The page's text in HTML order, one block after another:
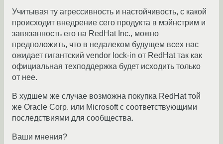
Учитывая ту агрессивность и настойчивость, с какой
происходит внедрение сего продукта в мэйнстрим и
завязанность его на RedHat Inc., можно
предположить, что в недалеком будущем всех нас
ожидает гигантский vendor lock-in от RedHat так как
официальная техподдержка будет исходить только
от нее.
В худшем же случае возможна покупка RedHat той
же Oracle Corp. или Microsoft с соответствующими
последствиями для сообщества.
Ваши мнения?